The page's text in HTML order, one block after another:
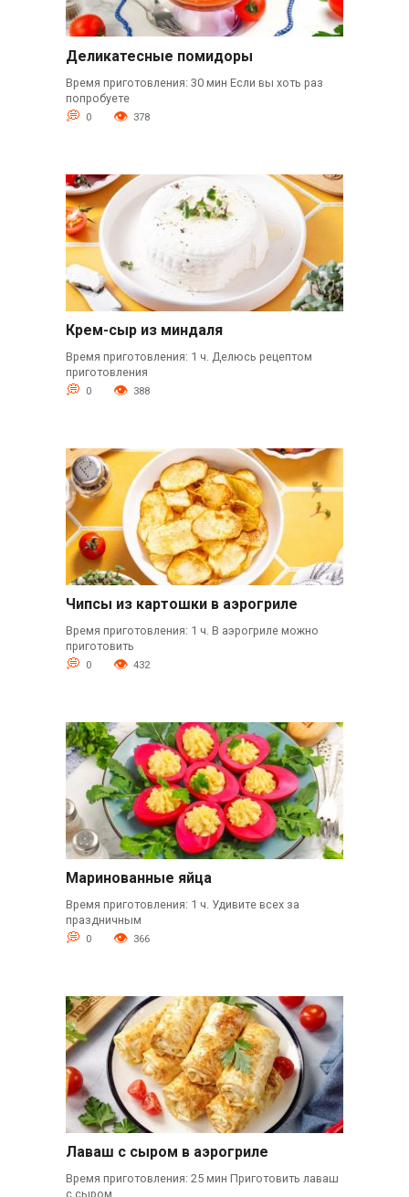
Деликатесные помидоры
Время приготовления: 30 мин Если вы хоть раз
попробуете
0 378
Крем-сыр из миндаля
Время приготовления: 1 ч. Делюсь рецептом
приготовления
0 388
Чипсы из картошки в аэрогриле
Время приготовления: 1 ч. В аэрогриле можно
приготовить
0 432
Маринованные яйца
Время приготовления: 1 ч. Удивите всех за
праздничным
0 366
Лаваш с сыром в аэрогриле
Время приготовления: 25 мин Приготовить лаваш
с сыром